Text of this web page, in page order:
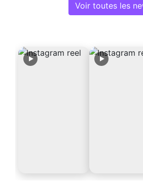
Voir toutes les